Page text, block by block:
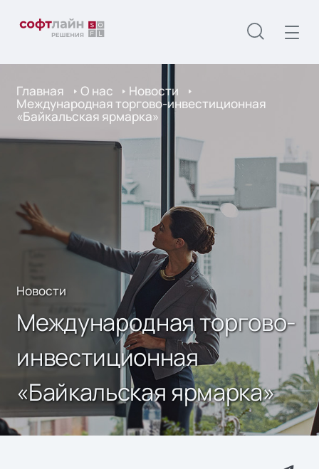
Главная О нас Новости
Международная торгово-инвестиционная
«Байкальская ярмарка»
Новости
Международная торгово-
инвестиционная
«Байкальская ярмарка»